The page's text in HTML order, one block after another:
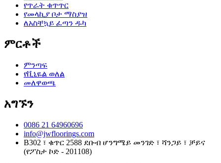
የጥራት ቁጥጥር
የመላኪያ ቦታ ማስያዝ
ለአስቸኳይ ፈጣን ዱካ
ምርቶች
ምንጣፍ
የቪኒዬል ወለል
መለዋወጫ
አግኙን
0086 21 64960696
info@jwfloorings.com
B302 ፣ ቁጥር 2588 ደቡብ ሆንግሜይ መንገድ ፣ ሻንጋይ ፣ ቻይና
(የፖስታ ኮድ - 201108)